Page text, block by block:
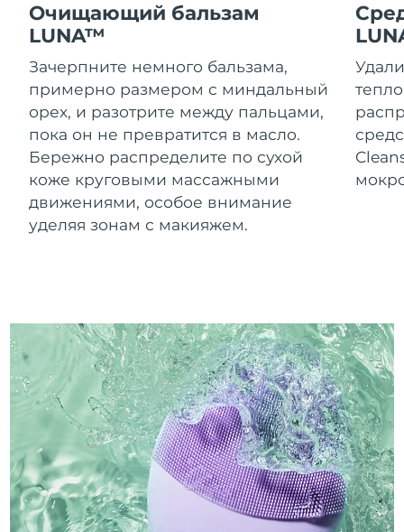
Очищающий бальзам
LUNA™
Зачерпните немного бальзама,
примерно размером с миндальный
орех, и разотрите между пальцами,
пока он не превратится в масло.
Бережно распределите по сухой
коже круговыми массажными
движениями, особое внимание
уделяя зонам с макияжем.